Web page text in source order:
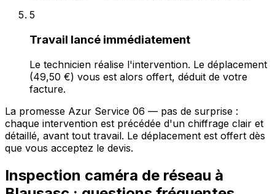
5
Travail lancé immédiatement
Le technicien réalise l'intervention. Le déplacement
(49,50 €) vous est alors offert, déduit de votre
facture.
La promesse Azur Service 06 — pas de surprise :
chaque intervention est précédée d'un chiffrage clair et
détaillé, avant tout travail. Le déplacement est offert dès
que vous acceptez le devis.
Inspection caméra de réseau à